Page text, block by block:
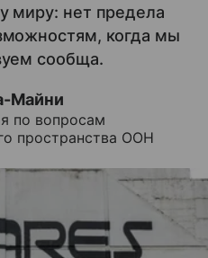
миру: нет предела
когда мы
сообща.
Майни
по вопросам
пространства ООН